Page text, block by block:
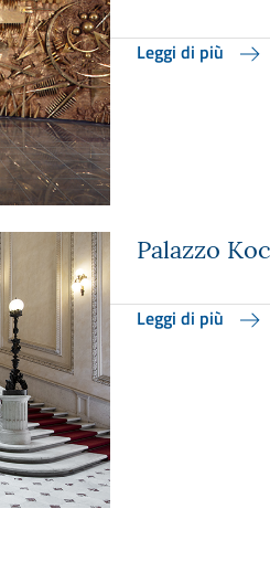
Leggi di più
Palazzo
Leggi di più